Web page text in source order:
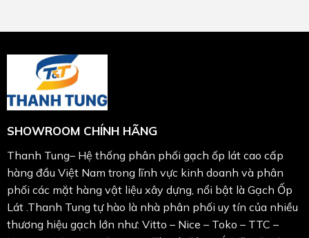
SHOWROOM CHÍNH HÃNG
Thanh Tung– Hệ thống phân phối gạch ốp lát cao cấp
hàng đầu Việt Nam trong lĩnh vực kinh doanh và phân
phối các mặt hàng vật liệu xây dựng, nổi bật là Gạch Ốp
Lát .Thanh Tung tự hào là nhà phân phối uy tín của nhiều
thương hiệu gạch lớn như: Vitto – Nice – Toko – TTC –